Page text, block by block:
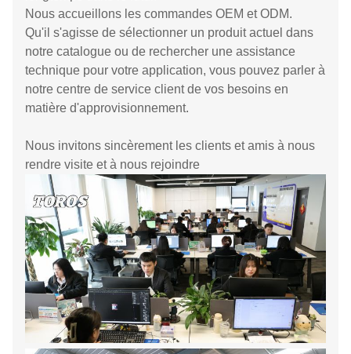
Nous accueillons les commandes OEM et ODM.
Qu'il s'agisse de sélectionner un produit actuel dans
notre catalogue ou de rechercher une assistance
technique pour votre application, vous pouvez parler à
notre centre de service client de vos besoins en
matière d'approvisionnement.
Nous invitons sincèrement les clients et amis à nous
rendre visite et à nous rejoindre